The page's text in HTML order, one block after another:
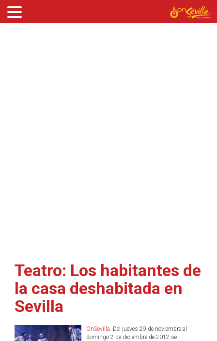
Teatro: Los habitantes de
la casa deshabitada en
Sevilla
OnSevilla. Del jueves 29 de noviembre al
domingo 2 de diciembre de 2012 se